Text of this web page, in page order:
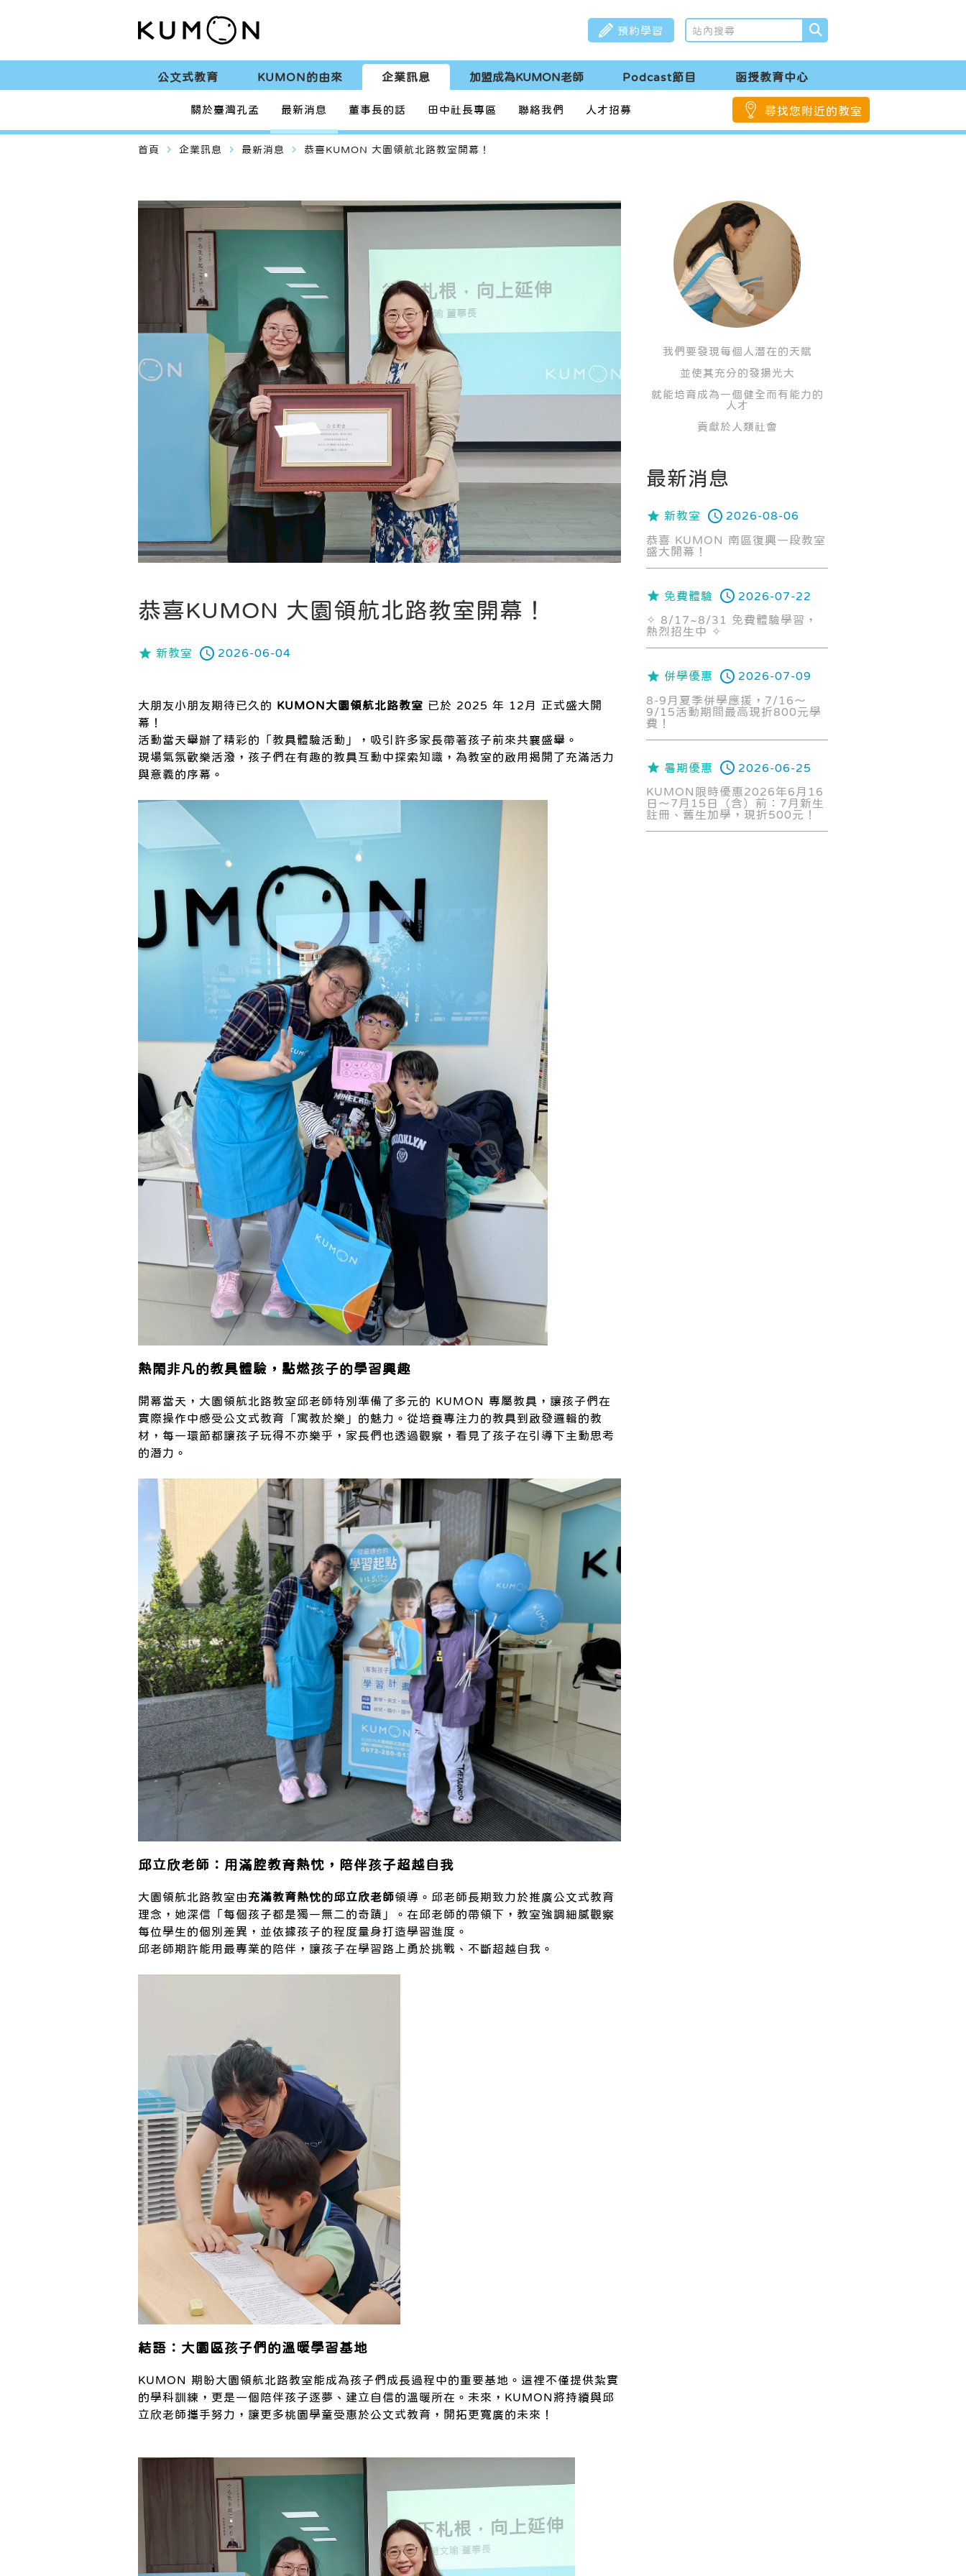
預約學習
公文式教育 KUMON的由來 企業訊息 加盟成為KUMON老師 Podcast節目 函授教育中心
關於臺灣孔孟 最新消息 董事長的話 田中社長專區 聯絡我們 人才招募 尋找您附近的教室
首頁 navigate_next 企業訊息 navigate_next 最新消息 navigate_next 恭喜KUMON 大園領航北路教室開幕！
恭喜KUMON 大園領航北路教室開幕！
新教室 2026-06-04
大朋友小朋友期待已久的 KUMON大園領航北路教室 已於 2025 年 12月 正式盛大開
幕！
活動當天舉辦了精彩的「教具體驗活動」，吸引許多家長帶著孩子前來共襄盛舉。
現場氣氛歡樂活潑，孩子們在有趣的教具互動中探索知識，為教室的啟用揭開了充滿活力
與意義的序幕。
熱鬧非凡的教具體驗，點燃孩子的學習興趣
開幕當天，大園領航北路教室邱老師特別準備了多元的 KUMON 專屬教具，讓孩子們在
實際操作中感受公文式教育「寓教於樂」的魅力。從培養專注力的教具到啟發邏輯的教
材，每一環節都讓孩子玩得不亦樂乎，家長們也透過觀察，看見了孩子在引導下主動思考
的潛力。
邱立欣老師：用滿腔教育熱忱，陪伴孩子超越自我
大園領航北路教室由充滿教育熱忱的邱立欣老師領導。邱老師長期致力於推廣公文式教育
理念，她深信「每個孩子都是獨一無二的奇蹟」。在邱老師的帶領下，教室強調細膩觀察
每位學生的個別差異，並依據孩子的程度量身打造學習進度。
邱老師期許能用最專業的陪伴，讓孩子在學習路上勇於挑戰、不斷超越自我。
結語：大園區孩子們的溫暖學習基地
KUMON 期盼大園領航北路教室能成為孩子們成長過程中的重要基地。這裡不僅提供紮實
的學科訓練，更是一個陪伴孩子逐夢、建立自信的溫暖所在。未來，KUMON將持續與邱
立欣老師攜手努力，讓更多桃園學童受惠於公文式教育，開拓更寬廣的未來！
我們要發現每個人潛在的天賦
並使其充分的發揚光大
就能培育成為一個健全而有能力的
人才
貢獻於人類社會
最新消息
新教室 2026-08-06
恭喜 KUMON 南區復興一段教室
盛大開幕！
免費體驗 2026-07-22
✧ 8/17~8/31 免費體驗學習，
熱烈招生中 ✧
併學優惠 2026-07-09
8-9月夏季併學應援，7/16～
9/15活動期間最高現折800元學
費！
暑期優惠 2026-06-25
KUMON限時優惠2026年6月16
日～7月15日（含）前：7月新生
註冊、舊生加學，現折500元！